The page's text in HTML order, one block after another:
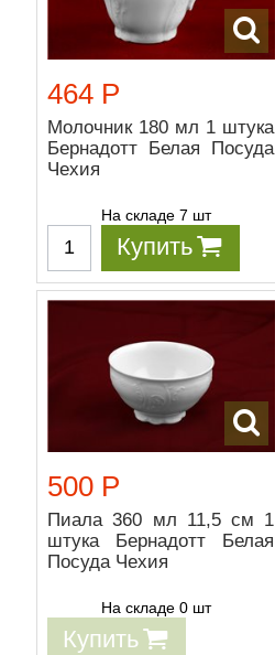
464 Р
Молочник 180 мл 1 штука
Бернадотт Белая Посуда
Чехия
На складе 7 шт
Купить
500 Р
Пиала 360 мл 11,5 см 1
штука Бернадотт Белая
Посуда Чехия
На складе 0 шт
Купить